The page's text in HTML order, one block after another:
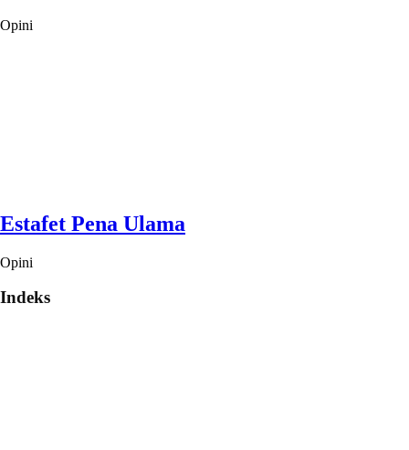
Opini
Estafet Pena Ulama
Opini
Indeks